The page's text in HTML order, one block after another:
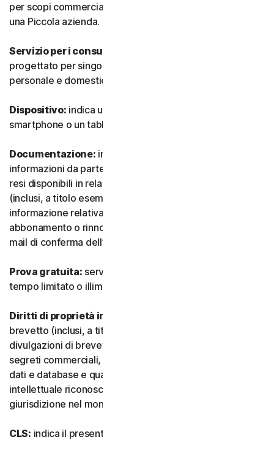
per scopi commerciali e destinato all’utilizzo interno in
una Piccola azienda.
Servizio per i consumatori:
progettato per singoli consumatori e destinato all’utilizzo
personale e domestico.
Dispositivo: indica un computer, un laptop, uno
smartphone o un tablet.
Documentazione: indica tutti i documenti e le
informazioni da parte nostra che accompagnano o sono
resi disponibili in relazione al Servizio e/o al Software
(inclusi, a titolo esemplificativo e non esaustivo, qualsiasi
informazione relativa a confezione, acquisto,
abbonamento o rinnovo, come un acquisto, ricevuta o e-
mail di conferma dell’iscrizione o del rinnovo).
Prova gratuita: servizio offerto su base gratuita, a
tempo limitato o illimitato.
Diritti di proprietà intellettuale:
brevetto (inclusi, a titolo esemplificativo, domande e
divulgazioni di brevetti), invenzioni, diritti d’autore,
segreti commerciali, diritti morali, know-how, diritti su
dati e database e qualsiasi altro diritto di proprietà
intellettuale riconosciuto in qualsiasi Paese o
giurisdizione nel mondo.
CLS: indica il presente Contratto di Licenza e Servizi.